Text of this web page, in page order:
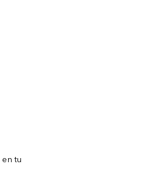
tu